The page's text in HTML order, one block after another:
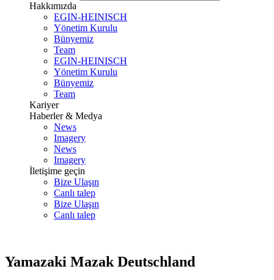
Hakkımızda
EGIN-HEINISCH
Yönetim Kurulu
Bünyemiz
Team
EGIN-HEINISCH
Yönetim Kurulu
Bünyemiz
Team
Kariyer
Haberler & Medya
News
Imagery
News
Imagery
İletişime geçin
Bize Ulaşın
Canlı talep
Bize Ulaşın
Canlı talep
Yamazaki Mazak Deutschland